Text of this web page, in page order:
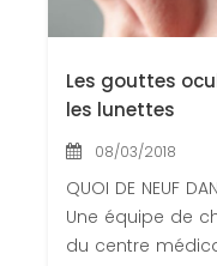
Les gouttes
les lunettes
08/03/2018
QUOI DE NEUF
Une équipe de
du centre